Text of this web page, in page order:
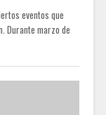
eventos que
Durante marzo de